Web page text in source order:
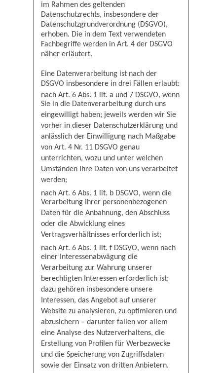
im Rahmen des geltenden
Datenschutzrechts, insbesondere der
Datenschutzgrundverordnung (DSGVO),
erhoben. Die in dem Text verwendeten
Fachbegriffe werden in Art. 4 der DSGVO
näher erläutert.
Eine Datenverarbeitung ist nach der
DSGVO insbesondere in drei Fällen erlaubt:
nach Art. 6 Abs. 1 lit. a und 7 DSGVO, wenn
Sie in die Datenverarbeitung durch uns
eingewilligt haben; jeweils werden wir Sie
vorher in dieser Datenschutzerklärung und
anlässlich der Einwilligung nach Maßgabe
von Art. 4 Nr. 11 DSGVO genau
unterrichten, wozu und unter welchen
Umständen Ihre Daten von uns verarbeitet
werden;
nach Art. 6 Abs. 1 lit. b DSGVO, wenn die
Verarbeitung Ihrer personenbezogenen
Daten für die Anbahnung, den Abschluss
oder die Abwicklung eines
Vertragsverhältnisses erforderlich ist;
nach Art. 6 Abs. 1 lit. f DSGVO, wenn nach
einer Interessenabwägung die
Verarbeitung zur Wahrung unserer
berechtigten Interessen erforderlich ist;
dazu gehören insbesondere unsere
Interessen, das Angebot auf unserer
Website zu analysieren, zu optimieren und
abzusichern – darunter fallen vor allem
eine Analyse des Nutzerverhaltens, die
Erstellung von Profilen für Werbezwecke
und die Speicherung von Zugriffsdaten
sowie der Einsatz von dritten Anbietern.